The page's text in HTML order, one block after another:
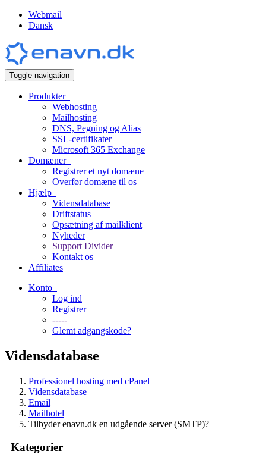
Webmail
Dansk
Toggle navigation
Produkter
Webhosting
Mailhosting
DNS, Pegning og Alias
SSL-certifikater
Microsoft 365 Exchange
Domæner
Registrer et nyt domæne
Overfør domæne til os
Hjælp
Vidensdatabase
Driftstatus
Opsætning af mailklient
Nyheder
Support Divider
Kontakt os
Affiliates
Konto
Log ind
Registrer
-----
Glemt adgangskode?
Vidensdatabase
Professionel hosting med cPanel
Vidensdatabase
Email
Mailhotel
Tilbyder enavn.dk en udgående server (SMTP)?
Kategorier